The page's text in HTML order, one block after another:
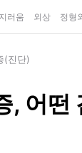
러움 외상 정형
(진단)
, 어떤